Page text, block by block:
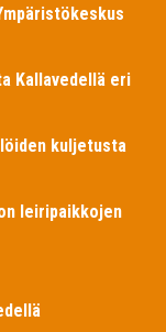
Kallavedellä eri
kuljetusta
leiripaikkojen